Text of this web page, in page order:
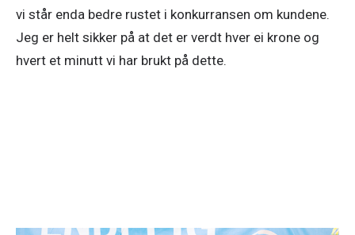
vi står enda bedre rustet i konkurransen om kundene.
Jeg er helt sikker på at det er verdt hver ei krone og
hvert et minutt vi har brukt på dette.